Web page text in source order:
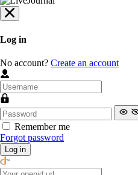
Log in
No account? Create an account
Remember me
Forgot password
Log in